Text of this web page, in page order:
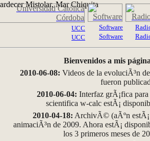
UCC
UCC
Software
Software
Bienvenidos a mis
2010-06-08: Videos de la evoluciÃ³n
fueron
2010-06-04: Interfaz grÃ¡fica
scientifica w-calc estÃ¡
2010-04-18: ArchivÃ© (aÃºn
animaciÃ³n de 2009. Ahora estÃ¡
los 3 primeros meses de